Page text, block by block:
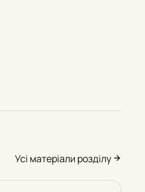
Усі матеріали розділу